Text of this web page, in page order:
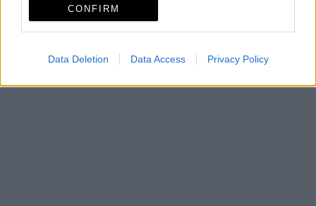
CONFIRM
Data Deletion Data Access Privacy Policy